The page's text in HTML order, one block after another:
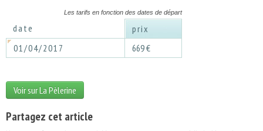
Les tarifs en fonction des dates de départ
date
prix
01/04/2017
669 €
Voir sur La Pèlerine
Partagez cet article